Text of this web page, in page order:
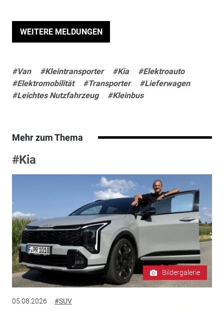
WEITERE MELDUNGEN
#Van #Kleintransporter #Kia
#Elektroauto
#Elektromobilität
#Transporter
#Lieferwagen
#Leichtes Nutzfahrzeug
#Kleinbus
Mehr zum Thema
#Kia
Bildergalerie
05.08.2026 #SUV